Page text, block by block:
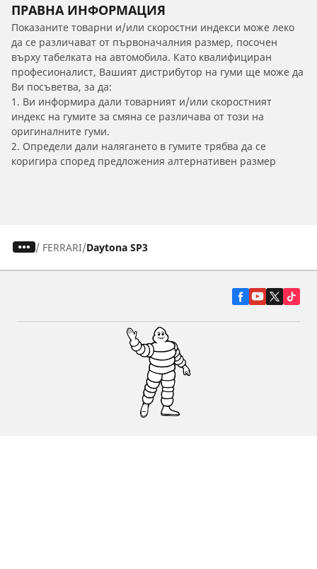
ПРАВНА ИНФОРМАЦИЯ
Показаните товарни и/или скоростни индекси може леко
да се различават от първоначалния размер, посочен
върху табелката на автомобила. Като квалифициран
професионалист, Вашият дистрибутор на гуми ще може да
Ви посъветва, за да:
1. Ви информира дали товарният и/или скоростният
индекс на гумите за смяна се различава от този на
оригиналните гуми.
2. Определи дали налягането в гумите трябва да се
коригира според предложения алтернативен размер
/ FERRARI Daytona SP3